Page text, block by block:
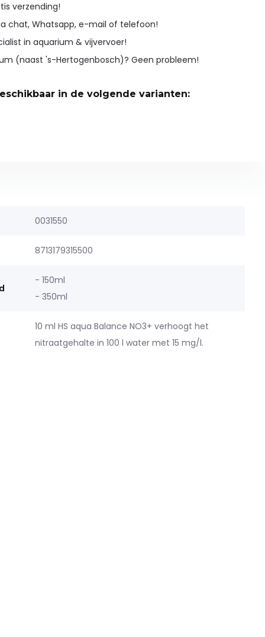
verzending!
chat, Whatsapp, e-mail of telefoon!
in aquarium & vijvervoer!
(naast 's-Hertogenbosch)? Geen probleem!
in de volgende varianten:
0031550
8713179315500
- 150ml
- 350ml
10 ml HS aqua Balance NO3+ verhoogt het
nitraatgehalte in 100 l water met 15 mg/l.